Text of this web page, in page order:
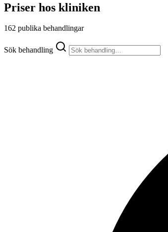
Priser hos kliniken
162 publika behandlingar
Sök behandling